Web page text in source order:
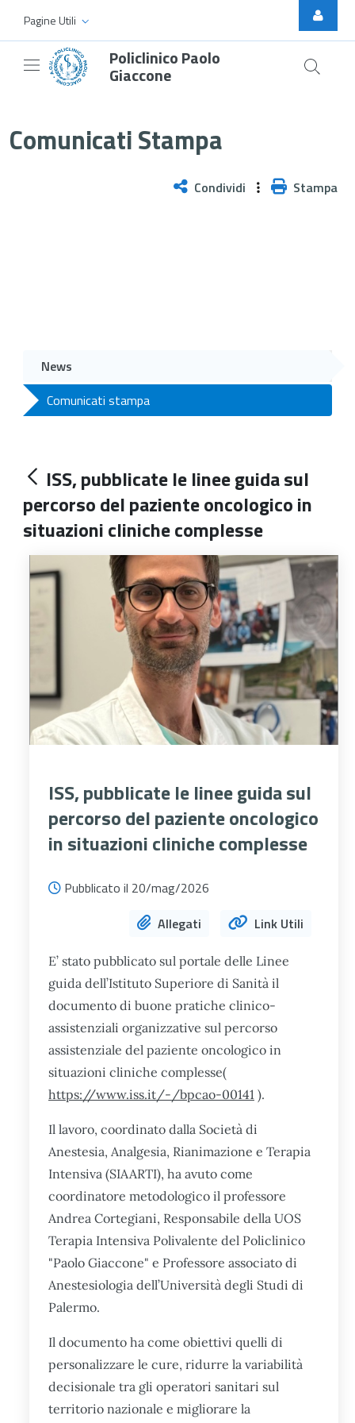
Skip to Main Content
Pagine Utili
Policlinico Paolo
Giaccone
Comunicati Stampa
Condividi Stampa
News
Comunicati stampa
ISS, pubblicate le linee guida sul
percorso del paziente oncologico in
situazioni cliniche complesse
ISS, pubblicate le linee guida sul
percorso del paziente oncologico
in situazioni cliniche complesse
Pubblicato il 20/mag/2026
Allegati
Link Utili
E’ stato pubblicato sul portale delle Linee
guida dell’Istituto Superiore di Sanità il
documento di buone pratiche clinico-
assistenziali organizzative sul percorso
assistenziale del paziente oncologico in
situazioni cliniche complesse(
https://www.iss.it/-/bpcao-00141 ).
Il lavoro, coordinato dalla Società di
Anestesia, Analgesia, Rianimazione e Terapia
Intensiva (SIAARTI), ha avuto come
coordinatore metodologico il professore
Andrea Cortegiani, Responsabile della UOS
Terapia Intensiva Polivalente del Policlinico
"Paolo Giaccone" e Professore associato di
Anestesiologia dell’Università degli Studi di
Palermo.
Il documento ha come obiettivi quelli di
personalizzare le cure, ridurre la variabilità
decisionale tra gli operatori sanitari sul
territorio nazionale e migliorare la